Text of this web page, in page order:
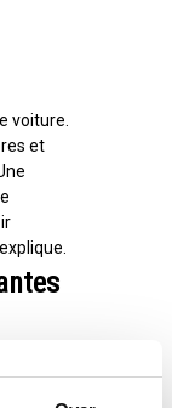
voiture.
et